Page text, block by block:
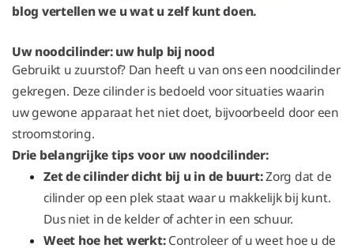
blog vertellen we u wat u zelf kunt doen.
Uw noodcilinder: uw hulp bij nood
Gebruikt u zuurstof? Dan heeft u van ons een noodcilinder
gekregen. Deze cilinder is bedoeld voor situaties waarin
uw gewone apparaat het niet doet, bijvoorbeeld door een
stroomstoring.
Drie belangrijke tips voor uw noodcilinder:
Zet de cilinder dicht bij u in de buurt:Zorg dat de
cilinder op een plek staat waar u makkelijk bij kunt.
Dus niet in de kelder of achter in een schuur.
Weet hoe het werkt:Controleer of u weet hoe u de